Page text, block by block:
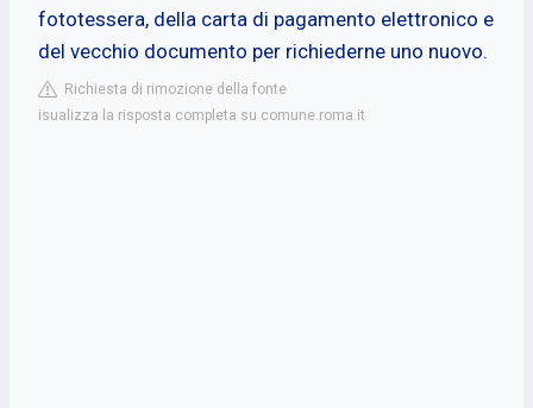
fototessera, della carta di pagamento elettronico e
del vecchio documento per richiederne uno nuovo.
Richiesta di rimozione della fonte
isualizza la risposta completa su comune.roma.it